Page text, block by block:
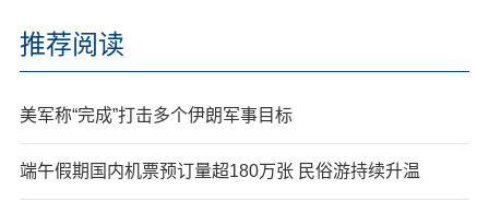
推荐阅读
美军称“完成”打击多个伊朗军事目标
端午假期国内机票预订量超180万张 民俗游持续升温